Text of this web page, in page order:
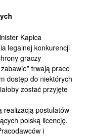
Kapica
legalnej konkurencji
graczy
trwają prace
dostęp do niektórych
zostać przyjęte
realizacją postulatów
polską licencję.
i